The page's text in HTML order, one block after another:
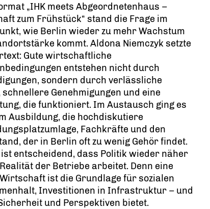
„IHK meets Abgeordnetenhaus –
zum Frühstück“ stand die Frage im
wie Berlin wieder zu mehr Wachstum
kommt. Aldona Niemczyk setzte
Gute wirtschaftliche
entstehen nicht durch
sondern durch verlässliche
schnellere Genehmigungen und eine
die funktioniert. Im Austausch ging es
Ausbildung, die hochdiskutiere
Fachkräfte und den
der in Berlin oft zu wenig Gehör findet.
entscheidend, dass Politik wieder näher
der Betriebe arbeitet. Denn eine
ist die Grundlage für sozialen
Investitionen in Infrastruktur – und
und Perspektiven bietet.